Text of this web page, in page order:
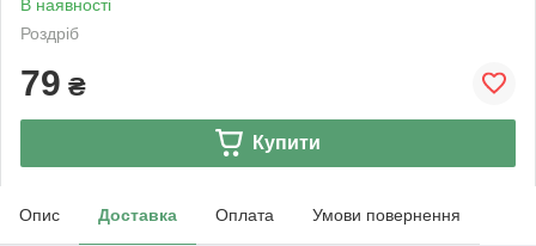
В наявності
Роздріб
79 ₴
Купити
Опис Доставка Оплата Умови повернення